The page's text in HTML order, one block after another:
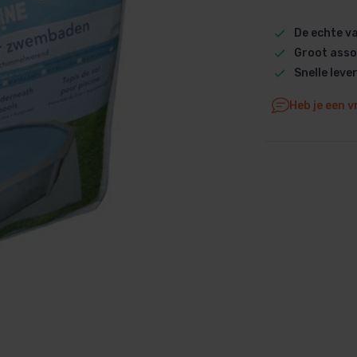
Dolphin M600 onderdelen
Dolphin Poolstyle E10
De echte
Groot
Snelle
Heb je een